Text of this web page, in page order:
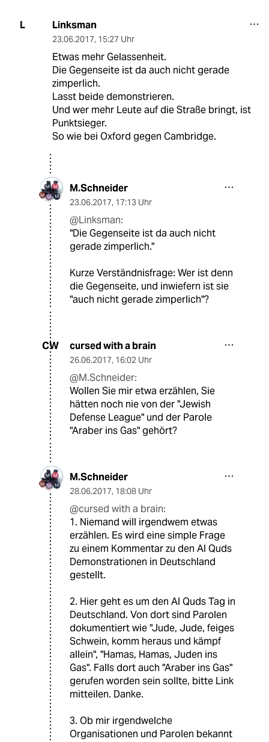
L Linksman
23.06.2017, 15:27 Uhr
Etwas mehr Gelassenheit.
Die Gegenseite ist da auch nicht gerade
zimperlich.
Lasst beide demonstrieren.
Und wer mehr Leute auf die Straße bringt, ist
Punktsieger.
So wie bei Oxford gegen Cambridge.
M.Schneider
23.06.2017, 17:13 Uhr
@Linksman:
"Die Gegenseite ist da auch nicht
gerade zimperlich."
Kurze Verständnisfrage: Wer ist denn
die Gegenseite, und inwiefern ist sie
"auch nicht gerade zimperlich"?
CW cursed with a brain
26.06.2017, 16:02 Uhr
@M.Schneider:
Wollen Sie mir etwa erzählen, Sie
hätten noch nie von der "Jewish
Defense League" und der Parole
"Araber ins Gas" gehört?
M.Schneider
28.06.2017, 18:08 Uhr
@cursed with a brain:
1. Niemand will irgendwem etwas
erzählen. Es wird eine simple Frage
zu einem Kommentar zu den Al Quds
Demonstrationen in Deutschland
gestellt.
2. Hier geht es um den Al Quds Tag in
Deutschland. Von dort sind Parolen
dokumentiert wie "Jude, Jude, feiges
Schwein, komm heraus und kämpf
allein", "Hamas, Hamas, Juden ins
Gas". Falls dort auch "Araber ins Gas"
gerufen worden sein sollte, bitte Link
mitteilen. Danke.
3. Ob mir irgendwelche
Organisationen und Parolen bekannt